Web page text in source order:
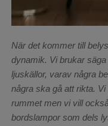
När det kommer till
dynamik. Vi brukar
ljuskällor, varav några
några ska gå att rikta.
rummet men vi vill
bordslampor som dels